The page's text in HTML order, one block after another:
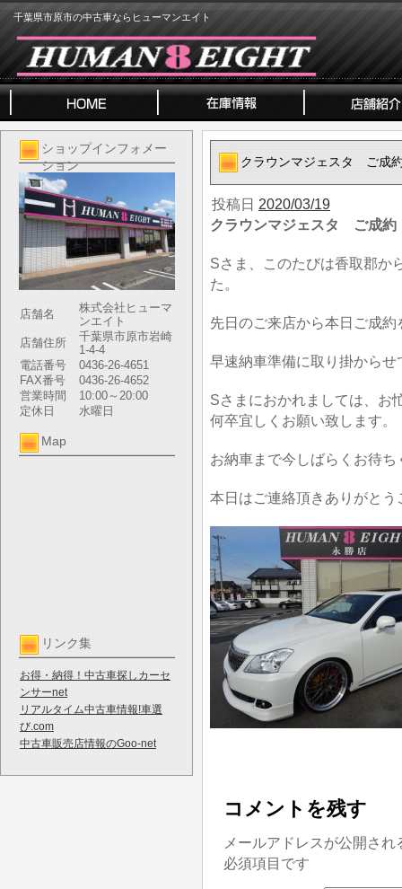
千葉県市原市の中古車ならヒューマンエイト
ショップインフォメー
ション
店舗名
株式会社ヒューマ
ンエイト
店舗住所
千葉県市原市岩崎
1-4-4
電話番号
0436-26-4651
FAX番号
0436-26-4652
営業時間
10:00～20:00
定休日
水曜日
Map
リンク集
お得・納得！中古車探しカーセ
ンサーnet
リアルタイム中古車情報!車選
び.com
中古車販売店情報のGoo-net
クラウンマジェスタ ご成
投稿日 2020/03/19
クラウンマジェスタ ご成約
Sさま、このたびは香取郡か
た。
先日のご来店から本日ご成
早速納車準備に取り掛からせ
Sさまにおかれましては、お
何卒宜しくお願い致します。
お納車まで今しばらくお待ち
本日はご連絡頂きありがとう
コメントを残す
メールアドレスが公開さ
必須項目です